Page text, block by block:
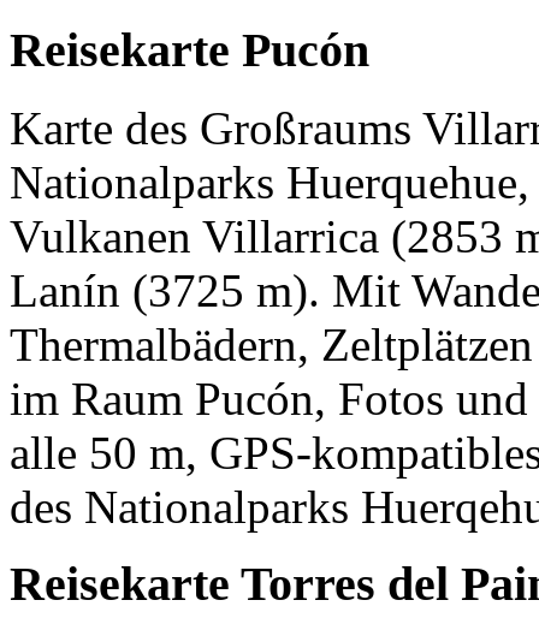
Reisekarte Pucón
Karte des Großraums
Nationalparks
Vulkanen Villarrica (2853
Lanín (3725 m). Mit
Thermalbädern,
im Raum Pucón, Fotos
alle 50 m, GPS-
des Nationalparks
Reisekarte Torres del